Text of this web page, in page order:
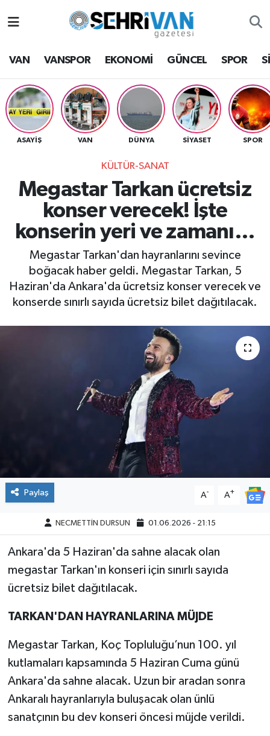
VAN VANSPOR EKONOMİ GÜNCEL SPOR
ASAYİŞ VAN DÜNYA SİYASET SPOR
KÜLTÜR-SANAT
Megastar Tarkan ücretsiz
konser verecek! İşte
konserin yeri ve zamanı…
Megastar Tarkan'dan hayranlarını sevince
boğacak haber geldi. Megastar Tarkan, 5
Haziran'da Ankara'da ücretsiz konser verecek ve
konserde sınırlı sayıda ücretsiz bilet dağıtılacak.
Paylaş A- A+
NECMETTİN DURSUN 01.06.2026 - 21:15
Ankara'da 5 Haziran'da sahne alacak olan
megastar Tarkan'ın konseri için sınırlı sayıda
ücretsiz bilet dağıtılacak.
TARKAN'DAN HAYRANLARINA MÜJDE
Megastar Tarkan, Koç Topluluğu’nun 100. yıl
kutlamaları kapsamında 5 Haziran Cuma günü
Ankara'da sahne alacak. Uzun bir aradan sonra
Ankaralı hayranlarıyla buluşacak olan ünlü
sanatçının bu dev konseri öncesi müjde verildi.
Van Hava Durumu
VAN Namaz Vakitleri
Van Trafik Yoğunluk Haritası
Süper Lig Puan Durumu ve Fikstür
Tüm Manşetler
Son Dakika Haberleri
Haber Arşivi